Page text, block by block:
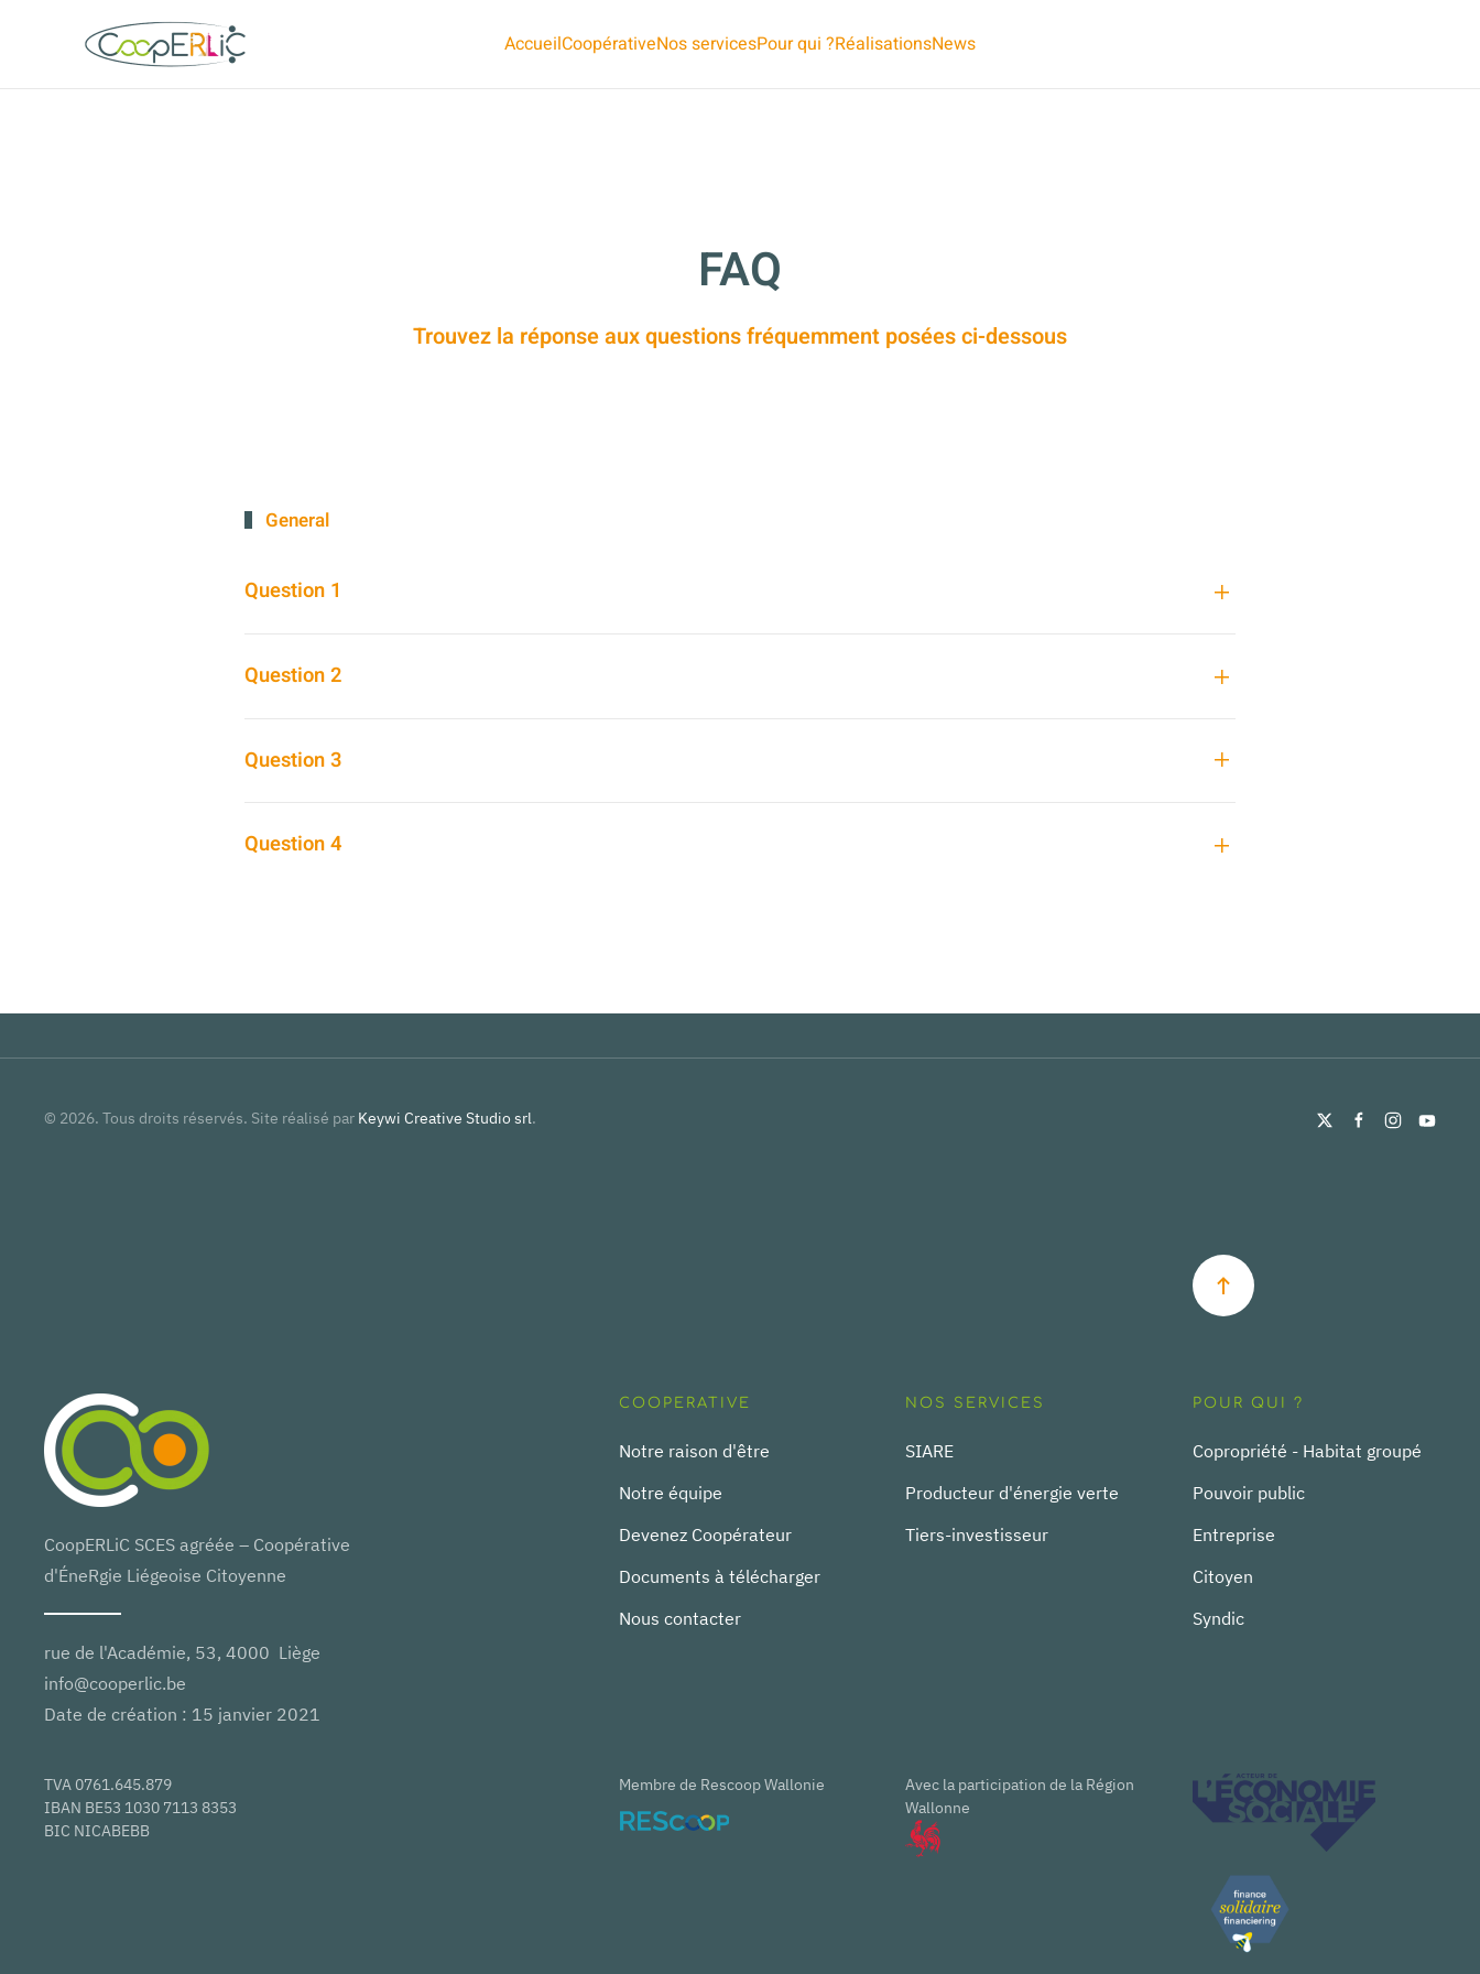
Skip to main content
AccueilCoopérativeNos servicesPour qui ?RéalisationsNews
FAQ
Trouvez la réponse aux questions fréquemment posées ci-dessous
General
Question 1
Question 2
Question 3
Question 4
© 2026. Tous droits réservés. Site réalisé par Keywi Creative Studio srl.
CoopERLiC SCES agréée – Coopérative
d'ÉneRgie Liégeoise Citoyenne
rue de l'Académie, 53, 4000 Liège
info@cooperlic.be
Date de création : 15 janvier 2021
COOPERATIVE
Notre raison d'être
Notre équipe
Devenez Coopérateur
Documents à télécharger
Nous contacter
NOS SERVICES
SIARE
Producteur d'énergie verte
Tiers-investisseur
POUR QUI ?
Copropriété - Habitat groupé
Pouvoir public
Entreprise
Citoyen
Syndic
TVA 0761.645.879
IBAN BE53 1030 7113 8353
BIC NICABEBB
Membre de Rescoop Wallonie
Avec la participation de la Région
Wallonne